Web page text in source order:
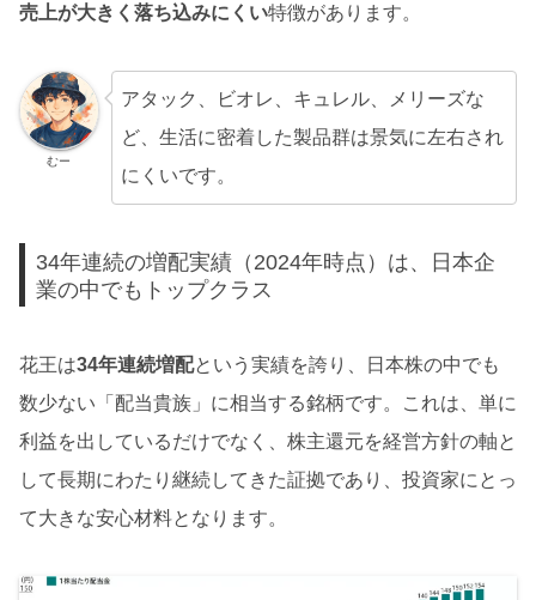
売上が大きく落ち込みにくい特徴があります。
むー
アタック、ビオレ、キュレル、メリーズな
ど、生活に密着した製品群は景気に左右され
にくいです。
34年連続の増配実績（2024年時点）は、日本企
業の中でもトップクラス
花王は34年連続増配という実績を誇り、日本株の中でも
数少ない「配当貴族」に相当する銘柄です。これは、単に
利益を出しているだけでなく、株主還元を経営方針の軸と
して長期にわたり継続してきた証拠であり、投資家にとっ
て大きな安心材料となります。